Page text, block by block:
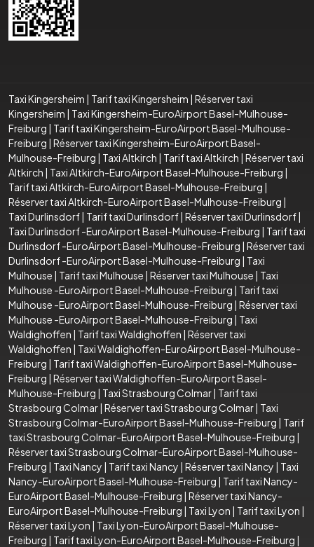
Taxi Kingersheim | Tarif taxi Kingersheim | Réserver taxi
Kingersheim | Taxi Kingersheim-EuroAirport Basel-Mulhouse-
Freiburg | Tarif taxi Kingersheim-EuroAirport Basel-Mulhouse-
Freiburg | Réserver taxi Kingersheim-EuroAirport Basel-
Mulhouse-Freiburg | Taxi Altkirch | Tarif taxi Altkirch | Réserver taxi
Altkirch | Taxi Altkirch-EuroAirport Basel-Mulhouse-Freiburg |
Tarif taxi Altkirch-EuroAirport Basel-Mulhouse-Freiburg |
Réserver taxi Altkirch-EuroAirport Basel-Mulhouse-Freiburg |
Taxi Durlinsdorf| Tarif taxi Durlinsdorf| Réserver taxi Durlinsdorf|
Taxi Durlinsdorf -EuroAirport Basel-Mulhouse-Freiburg | Tarif taxi
Durlinsdorf -EuroAirport Basel-Mulhouse-Freiburg | Réserver taxi
Durlinsdorf -EuroAirport Basel-Mulhouse-Freiburg | Taxi
Mulhouse | Tarif taxi Mulhouse | Réserver taxi Mulhouse | Taxi
Mulhouse -EuroAirport Basel-Mulhouse-Freiburg | Tarif taxi
Mulhouse -EuroAirport Basel-Mulhouse-Freiburg | Réserver taxi
Mulhouse -EuroAirport Basel-Mulhouse-Freiburg | Taxi
Waldighoffen | Tarif taxi Waldighoffen | Réserver taxi
Waldighoffen | Taxi Waldighoffen-EuroAirport Basel-Mulhouse-
Freiburg | Tarif taxi Waldighoffen-EuroAirport Basel-Mulhouse-
Freiburg | Réserver taxi Waldighoffen-EuroAirport Basel-
Mulhouse-Freiburg | Taxi Strasbourg Colmar| Tarif taxi
Strasbourg Colmar| Réserver taxi Strasbourg Colmar| Taxi
Strasbourg Colmar-EuroAirport Basel-Mulhouse-Freiburg | Tarif
taxi Strasbourg Colmar-EuroAirport Basel-Mulhouse-Freiburg |
Réserver taxi Strasbourg Colmar-EuroAirport Basel-Mulhouse-
Freiburg | Taxi Nancy | Tarif taxi Nancy | Réserver taxi Nancy | Taxi
Nancy-EuroAirport Basel-Mulhouse-Freiburg | Tarif taxi Nancy-
EuroAirport Basel-Mulhouse-Freiburg | Réserver taxi Nancy-
EuroAirport Basel-Mulhouse-Freiburg | Taxi Lyon | Tarif taxi Lyon |
Réserver taxi Lyon | Taxi Lyon-EuroAirport Basel-Mulhouse-
Freiburg | Tarif taxi Lyon-EuroAirport Basel-Mulhouse-Freiburg |